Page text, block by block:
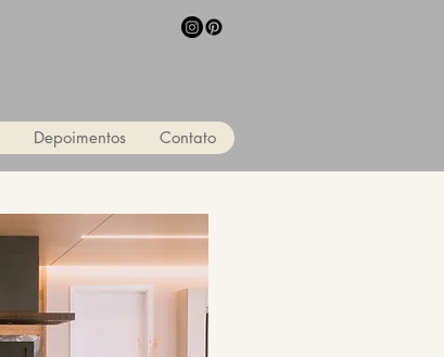
Depoimentos Contato